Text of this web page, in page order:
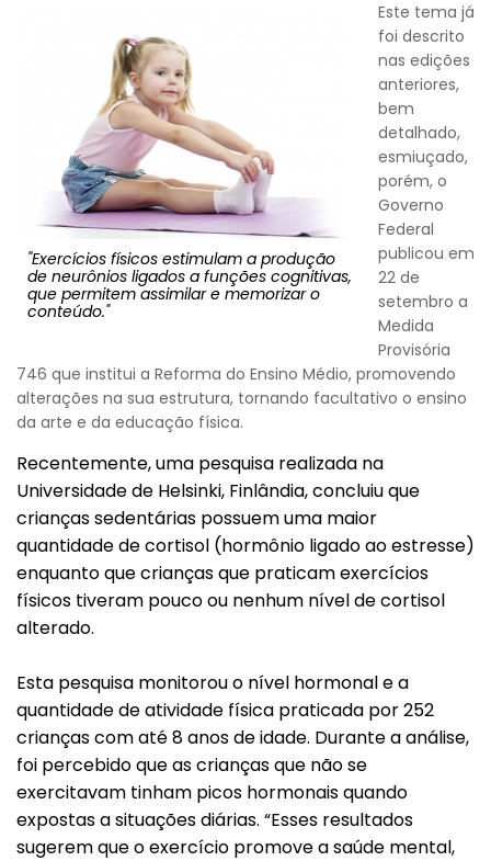
"Exercícios físicos estimulam a produção
de neurônios ligados a funções cognitivas,
que permitem assimilar e memorizar o
conteúdo."
Este tema já
foi descrito
nas edições
anteriores,
bem
detalhado,
esmiuçado,
porém, o
Governo
Federal
publicou em
22 de
setembro a
Medida
Provisória
746 que institui a Reforma do Ensino Médio, promovendo
alterações na sua estrutura, tornando facultativo o ensino
da arte e da educação física.
Recentemente, uma pesquisa realizada na
Universidade de Helsinki, Finlândia, concluiu que
crianças sedentárias possuem uma maior
quantidade de cortisol (hormônio ligado ao estresse)
enquanto que crianças que praticam exercícios
físicos tiveram pouco ou nenhum nível de cortisol
alterado.
Esta pesquisa monitorou o nível hormonal e a
quantidade de atividade física praticada por 252
crianças com até 8 anos de idade. Durante a análise,
foi percebido que as crianças que não se
exercitavam tinham picos hormonais quando
expostas a situações diárias. “Esses resultados
sugerem que o exercício promove a saúde mental,